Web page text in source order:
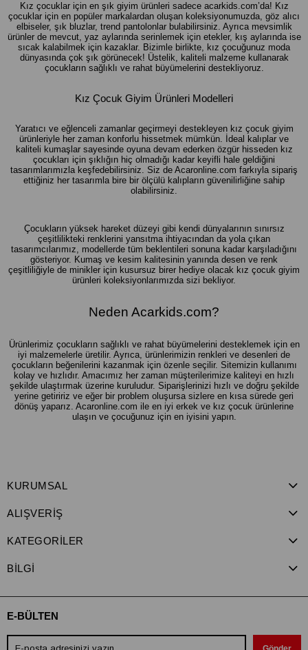
Kız çocuklar için en şık giyim ürünleri sadece acarkids.com’da! Kız
çocuklar için en popüler markalardan oluşan koleksiyonumuzda, göz alıcı
elbiseler, şık bluzlar, trend pantolonlar bulabilirsiniz. Ayrıca mevsimlik
ürünler de mevcut, yaz aylarında serinlemek için etekler, kış aylarında ise
sıcak kalabilmek için kazaklar. Bizimle birlikte, kız çocuğunuz moda
dünyasında çok şık görünecek! Üstelik, kaliteli malzeme kullanarak
çocukların sağlıklı ve rahat büyümelerini destekliyoruz.
Kız Çocuk Giyim Ürünleri Modelleri
Yaratıcı ve eğlenceli zamanlar geçirmeyi destekleyen kız çocuk giyim
ürünleriyle her zaman konforlu hissetmek mümkün. İdeal kalıplar ve
kaliteli kumaşlar sayesinde oyuna devam ederken özgür hisseden kız
çocukları için şıklığın hiç olmadığı kadar keyifli hale geldiğini
tasarımlarımızla keşfedebilirsiniz. Siz de Acaronline.com farkıyla sipariş
ettiğiniz her tasarımla bire bir ölçülü kalıpların güvenilirliğine sahip
olabilirsiniz.
Çocukların yüksek hareket düzeyi gibi kendi dünyalarının sınırsız
çeşitlilikteki renklerini yansıtma ihtiyacından da yola çıkan
tasarımcılarımız, modellerde tüm beklentileri sonuna kadar karşıladığını
gösteriyor. Kumaş ve kesim kalitesinin yanında desen ve renk
çeşitliliğiyle de minikler için kusursuz birer hediye olacak kız çocuk giyim
ürünleri koleksiyonlarımızda sizi bekliyor.
Neden Acarkids.com?
Ürünlerimiz çocukların sağlıklı ve rahat büyümelerini desteklemek için en
iyi malzemelerle üretilir. Ayrıca, ürünlerimizin renkleri ve desenleri de
çocukların beğenilerini kazanmak için özenle seçilir. Sitemizin kullanımı
kolay ve hızlıdır. Amacımız her zaman müşterilerimize kaliteyi en hızlı
şekilde ulaştırmak üzerine kuruludur. Siparişlerinizi hızlı ve doğru şekilde
yerine getiririz ve eğer bir problem oluşursa sizlere en kısa sürede geri
dönüş yaparız. Acaronline.com ile en iyi erkek ve kız çocuk ürünlerine
ulaşın ve çocuğunuz için en iyisini yapın.
KURUMSAL
ALIŞVERİŞ
KATEGORİLER
BİLGİ
E-BÜLTEN